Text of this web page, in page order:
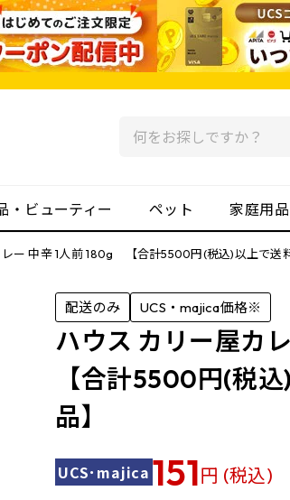
・ビューティー ペット 家庭用
ー 中辛 1人前 180g 【合計5500円(税込)以上で送
配送のみ UCS・majica価格※
ハウス カリー屋カ
【合計5500円(税
品】
UCS･majica 151円 (税込)